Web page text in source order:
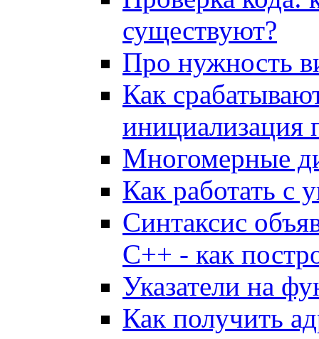
существуют?
Про нужность
Как
инициализация
Многомерные
Как работать с
Синтаксис
С++ - как
Указатели на
Как получить